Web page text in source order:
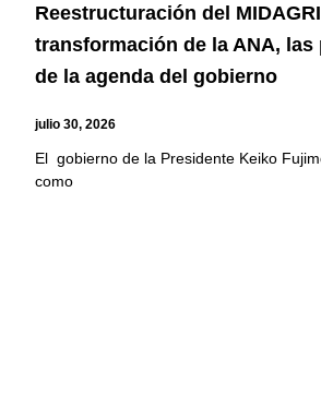
Reestructuración del
transformación de la ANA,
de la agenda del gobierno
julio 30, 2026
El gobierno de la Presidente Keiko
como